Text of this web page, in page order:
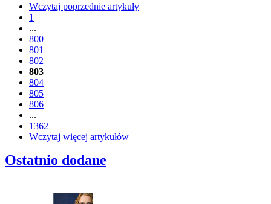
Wczytaj poprzednie artykuły
1
...
800
801
802
803
804
805
806
...
1362
Wczytaj więcej artykułów
Ostatnio dodane